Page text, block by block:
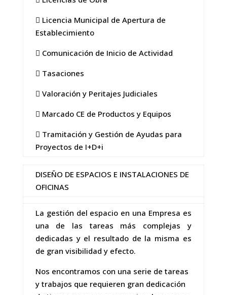
 Licencia Municipal de Apertura de
Establecimiento
 Comunicación de Inicio de Actividad
 Tasaciones
 Valoración y Peritajes Judiciales
 Marcado CE de Productos y Equipos
 Tramitación y Gestión de Ayudas para
Proyectos de I+D+i
DISEÑO DE ESPACIOS E INSTALACIONES DE
OFICINAS
La gestión del espacio en una Empresa es
una de las tareas más complejas y
dedicadas y el resultado de la misma es
de gran visibilidad y efecto.
Nos encontramos con una serie de tareas
y trabajos que requieren gran dedicación